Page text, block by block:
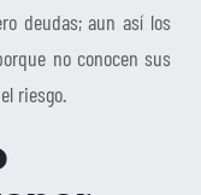
deudas; aun así los
no conocen sus
riesgo.